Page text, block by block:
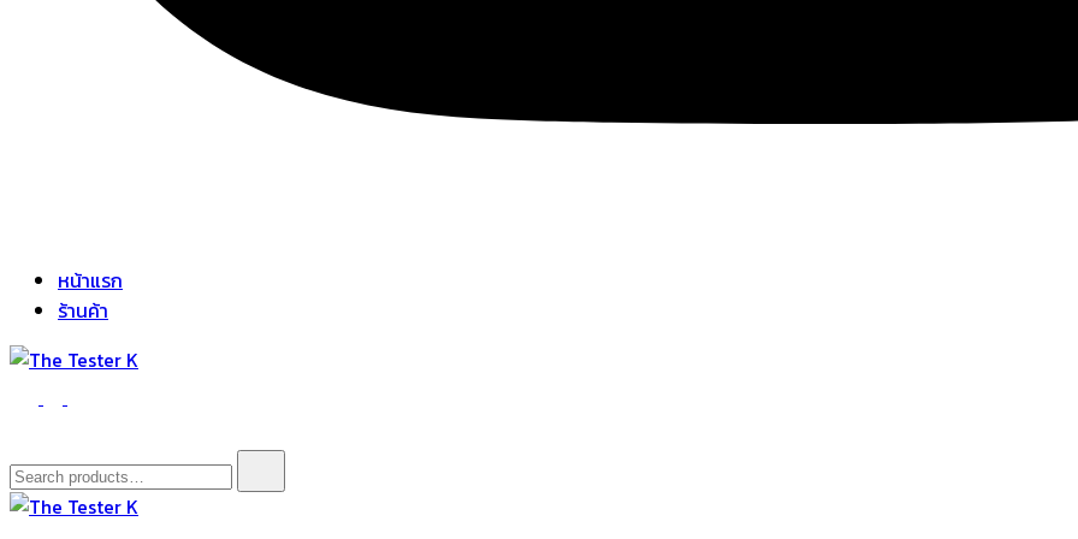
หน้าแรก
ร้านค้า
The Tester K
Korean cosmetics
Search
for: